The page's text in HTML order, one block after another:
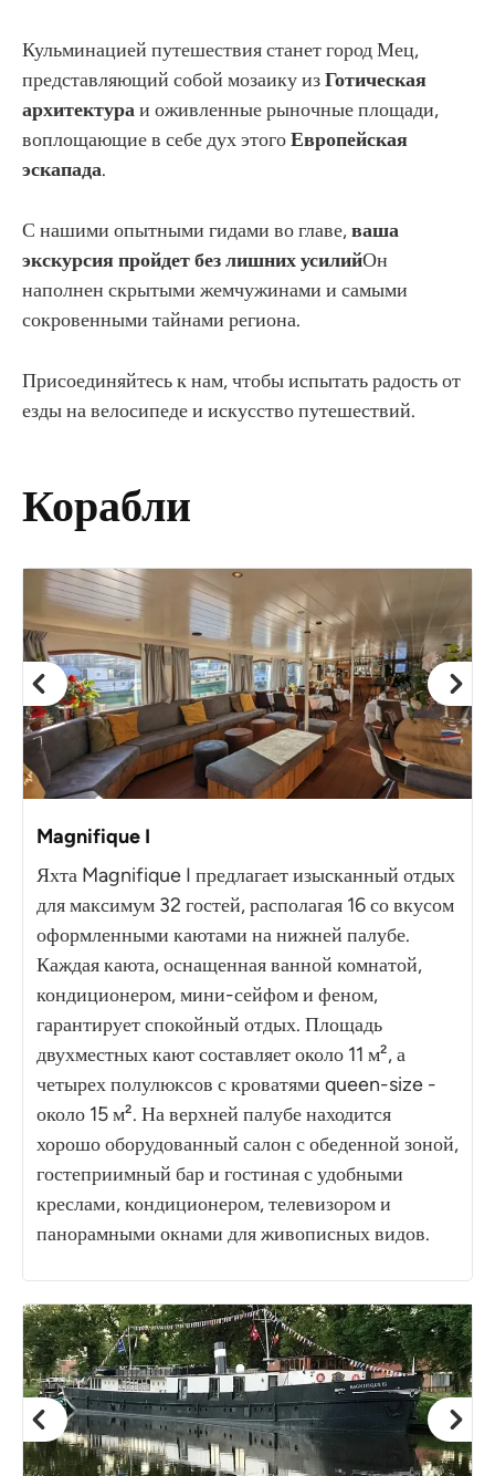
Кульминацией путешествия станет город Мец,
представляющий собой мозаику изГотическая
архитектураи оживленные рыночные площади,
воплощающие в себе дух этогоЕвропейская
эскапада.
С нашими опытными гидами во главе,ваша
экскурсия пройдет без лишних усилийОн
наполнен скрытыми жемчужинами и самыми
сокровенными тайнами региона.
Присоединяйтесь к нам, чтобы испытать радость от
езды на велосипеде и искусство путешествий.
Корабли
Magnifique I
Яхта Magnifique I предлагает изысканный отдых
для максимум 32 гостей, располагая 16 со вкусом
оформленными каютами на нижней палубе.
Каждая каюта, оснащенная ванной комнатой,
кондиционером, мини-сейфом и феном,
гарантирует спокойный отдых. Площадь
двухместных кают составляет около 11 м², а
четырех полулюксов с кроватями queen-size -
около 15 м². На верхней палубе находится
хорошо оборудованный салон с обеденной зоной,
гостеприимный бар и гостиная с удобными
креслами, кондиционером, телевизором и
панорамными окнами для живописных видов.